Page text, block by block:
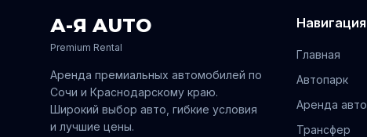
А-Я AUTO
Premium Rental
Аренда премиальных автомобилей по
Сочи и Краснодарскому краю.
Широкий выбор авто, гибкие условия
и лучшие цены.
Навигация
Главная
Автопарк
Аренда авто
Трансфер